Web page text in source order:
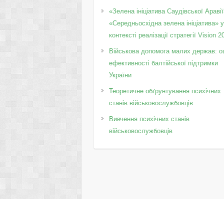
«Зелена ініціатива Саудівської
«Середньосхідна зелена ініціатива» у
контексті реалізації стратегії Vision
Військова допомога малих держав:
ефективності балтійської підтримки
України
Теоретичне обґрунтування психічних
станів військовослужбовців
Вивчення психічних станів
військовослужбовців